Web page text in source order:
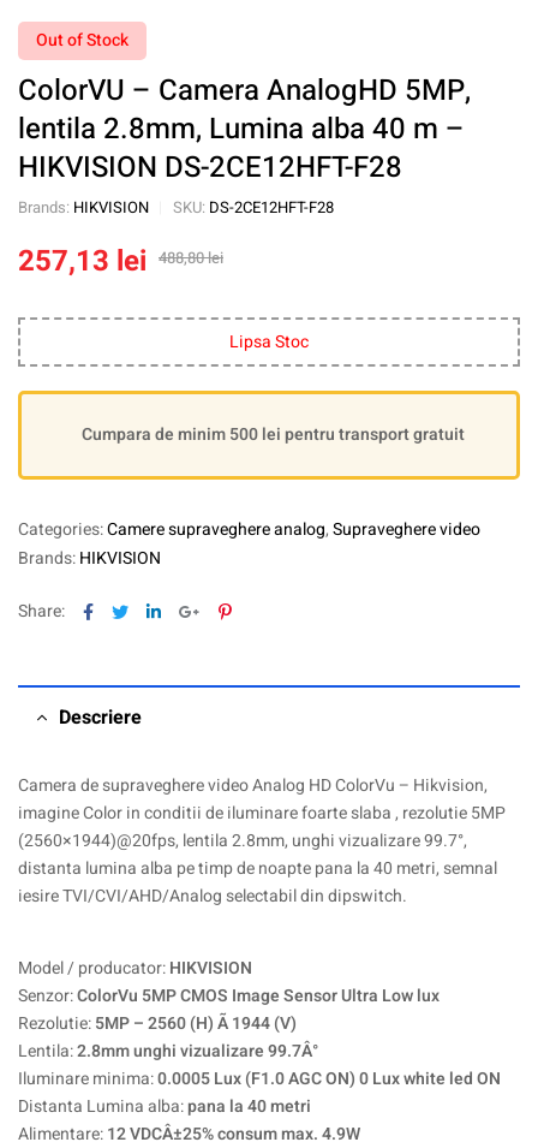
Out of Stock
ColorVU – Camera AnalogHD 5MP,
lentila 2.8mm, Lumina alba 40 m –
HIKVISION DS-2CE12HFT-F28
Brands: HIKVISION SKU: DS-2CE12HFT-F28
488,80lei
257,13 lei
Lipsa Stoc
Cumpara de minim 500 lei pentru transport gratuit
Categories:Camere supraveghere analog,Supraveghere video
Brands:HIKVISION
Share: Facebook
TwitterLinkedinGoogle+Pinterest
Descriere
Camera de supraveghere video Analog HD ColorVu – Hikvision,
imagine Color in conditii de iluminare foarte slaba , rezolutie 5MP
(2560×1944)@20fps, lentila 2.8mm, unghi vizualizare 99.7°,
distanta lumina alba pe timp de noapte pana la 40 metri, semnal
iesire TVI/CVI/AHD/Analog selectabil din dipswitch.
Model / producator:HIKVISION
Senzor:ColorVu 5MP CMOS Image Sensor Ultra Low lux
Rezolutie:5MP – 2560 (H) Ã 1944 (V)
Lentila:2.8mm unghi vizualizare 99.7Â°
Iluminare minima:0.0005 Lux (F1.0 AGC ON) 0 Lux white led ON
Distanta Lumina alba:pana la 40 metri
Alimentare:12 VDCÂ±25% consum max. 4.9W